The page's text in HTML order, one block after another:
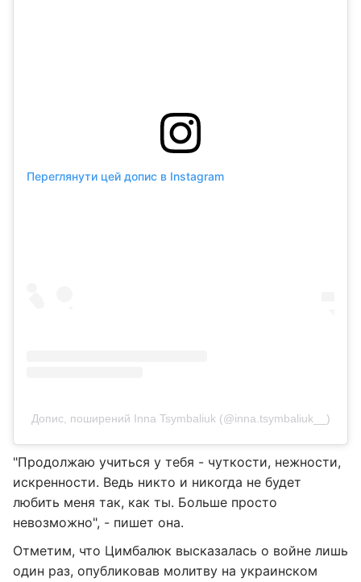
Переглянути цей допис в Instagram
Допис, поширений Inna Tsymbaliuk (@inna.tsymbaliuk__)
"Продолжаю учиться у тебя - чуткости, нежности,
искренности. Ведь никто и никогда не будет
любить меня так, как ты. Больше просто
невозможно", - пишет она.
Отметим, что Цимбалюк высказалась о войне лишь
один раз, опубликовав молитву на украинском